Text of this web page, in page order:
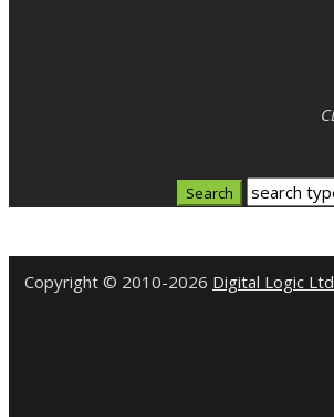
Copyright © 2010-2026 Digital Logic Ltd